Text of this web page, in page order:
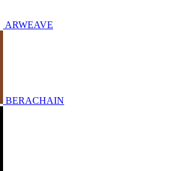
ARWEAVE
BERACHAIN